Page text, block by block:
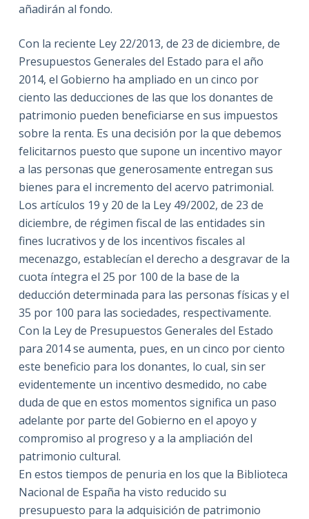
añadirán al fondo.
Con la reciente Ley 22/2013, de 23 de diciembre, de
Presupuestos Generales del Estado para el año
2014, el Gobierno ha ampliado en un cinco por
ciento las deducciones de las que los donantes de
patrimonio pueden beneficiarse en sus impuestos
sobre la renta. Es una decisión por la que debemos
felicitarnos puesto que supone un incentivo mayor
a las personas que generosamente entregan sus
bienes para el incremento del acervo patrimonial.
Los artículos 19 y 20 de la Ley 49/2002, de 23 de
diciembre, de régimen fiscal de las entidades sin
fines lucrativos y de los incentivos fiscales al
mecenazgo, establecían el derecho a desgravar de la
cuota íntegra el 25 por 100 de la base de la
deducción determinada para las personas físicas y el
35 por 100 para las sociedades, respectivamente.
Con la Ley de Presupuestos Generales del Estado
para 2014 se aumenta, pues, en un cinco por ciento
este beneficio para los donantes, lo cual, sin ser
evidentemente un incentivo desmedido, no cabe
duda de que en estos momentos significa un paso
adelante por parte del Gobierno en el apoyo y
compromiso al progreso y a la ampliación del
patrimonio cultural.
En estos tiempos de penuria en los que la Biblioteca
Nacional de España ha visto reducido su
presupuesto para la adquisición de patrimonio